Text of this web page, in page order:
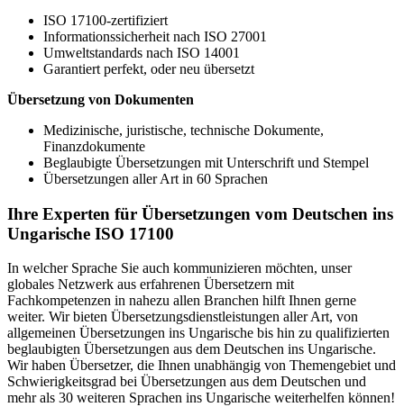
ISO 17100-zertifiziert
Informationssicherheit nach ISO 27001
Umweltstandards nach ISO 14001
Garantiert perfekt, oder neu übersetzt
Übersetzung von Dokumenten
Medizinische, juristische, technische Dokumente,
Finanzdokumente
Beglaubigte Übersetzungen mit Unterschrift und Stempel
Übersetzungen aller Art in 60 Sprachen
Ihre Experten für Übersetzungen vom Deutschen ins
Ungarische ISO 17100
In welcher Sprache Sie auch kommunizieren möchten, unser
globales Netzwerk aus erfahrenen Übersetzern mit
Fachkompetenzen in nahezu allen Branchen hilft Ihnen gerne
weiter. Wir bieten Übersetzungsdienstleistungen aller Art, von
allgemeinen Übersetzungen ins Ungarische bis hin zu qualifizierten
beglaubigten Übersetzungen aus dem Deutschen ins Ungarische.
Wir haben Übersetzer, die Ihnen unabhängig von Themengebiet und
Schwierigkeitsgrad bei Übersetzungen aus dem Deutschen und
mehr als 30 weiteren Sprachen ins Ungarische weiterhelfen können!